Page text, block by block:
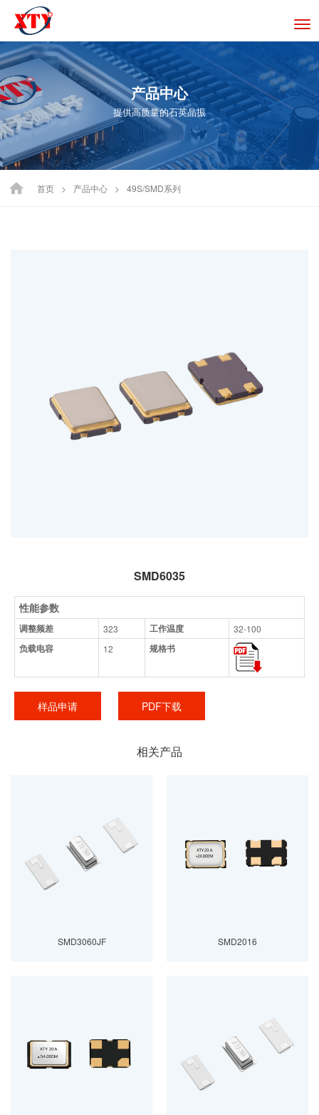
切
换
导
航
产品中心
提供高质量的石英晶振
首页 > 产品中心 > 49S/SMD系列
SMD6035
性能参数
调整频差 323 工作温度 32-100
负载电容 12 规格书
样品申请 PDF下载
相关产品
SMD3060JF SMD2016